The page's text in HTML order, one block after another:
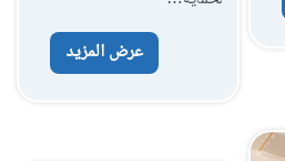
عرض المزيد